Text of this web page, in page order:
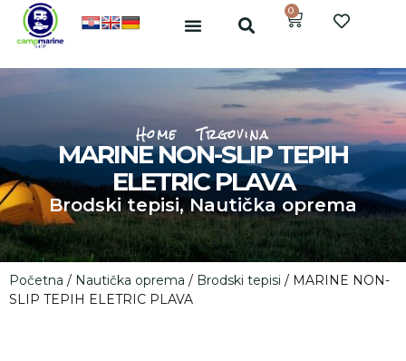
0
Home Trgovina
MARINE NON-SLIP TEPIH
ELETRIC PLAVA
Brodski tepisi, Nautička oprema
Početna / Nautička oprema / Brodski tepisi / MARINE NON-
SLIP TEPIH ELETRIC PLAVA